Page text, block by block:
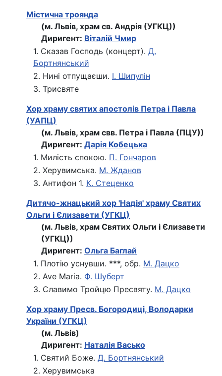
Містична троянда
(м. Львів, храм св. Андрія (УГКЦ))
Диригент: Віталій Чмир
1. Сказав Господь (концерт). Д.
Бортнянський
2. Нині отпущаєши. І. Шипулін
3. Трисвяте
Хор храму святих апостолів Петра і Павла
(УАПЦ)
(м. Львів, храм свв. Петра і Павла (ПЦУ))
Диригент: Дарія Кобецька
1. Милість спокою. П. Гончаров
2. Херувимська. М. Жданов
3. Антифон 1. К. Стеценко
Дитячо-жнацький хор 'Надія' храму Святих
Ольги і Єлизавети (УГКЦ)
(м. Львів, храм Святих Ольги і Єлизавети
(УГКЦ))
Диригент: Ольга Баглай
1. Плотію уснувши. ***, обр. М. Дацко
2. Ave Maria. Ф. Шуберт
3. Славимо Тройцю Пресвяту. М. Дацко
Хор храму Пресв. Богородиці, Володарки
України (УГКЦ)
(м. Львів)
Диригент: Наталія Васько
1. Святий Боже. Д. Бортнянський
2. Херувимська